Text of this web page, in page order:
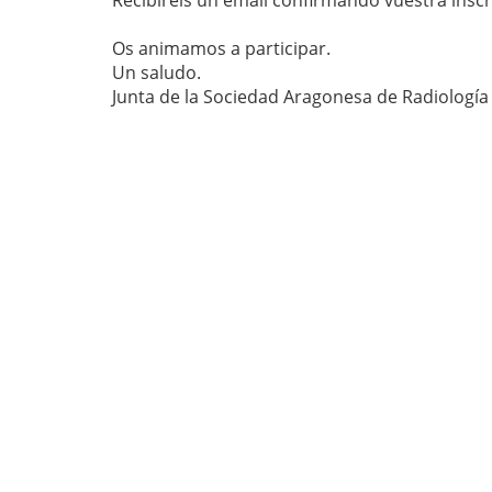
Os animamos a participar.
Un saludo.
Junta de la Sociedad Aragonesa de Radiología